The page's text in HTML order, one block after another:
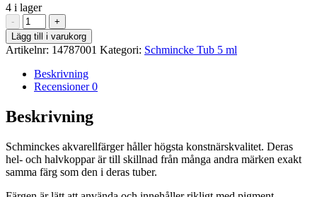
4 i lager
-
Payne's
Grey
Bluish
-
Tub
5
Schmincke
mängd
+
Lägg till i varukorg
Artikelnr: 14787001 Kategori: Schmincke Tub 5 ml
Beskrivning
Recensioner0
Beskrivning
Schminckes akvarellfärger håller högsta konstnärskvalitet. Deras
hel- och halvkoppar är till skillnad från många andra märken exakt
samma färg som den i deras tuber.